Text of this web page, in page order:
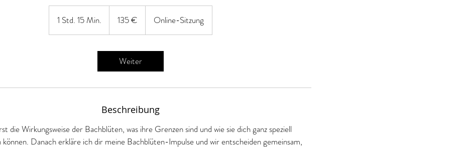
1 Std. 15 Min.
S
1
i
.
135 € Online-Sitzung
Weiter
Beschreibung
die Wirkungsweise der Bachblüten, was ihre Grenzen sind und wie sie dich ganz speziell
Danach erkläre ich dir meine Bachblüten-Impulse und wir entscheiden gemeinsam,